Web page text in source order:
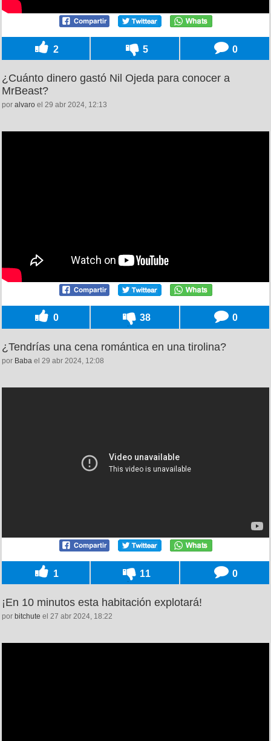
2 5 0
¿Cuánto dinero gastó Nil Ojeda para conocer a
MrBeast?
por alvaro el 29 abr 2024, 12:13
0 38 0
¿Tendrías una cena romántica en una tirolina?
por Baba el 29 abr 2024, 12:08
1 11 0
¡En 10 minutos esta habitación explotará!
por bitchute el 27 abr 2024, 18:22